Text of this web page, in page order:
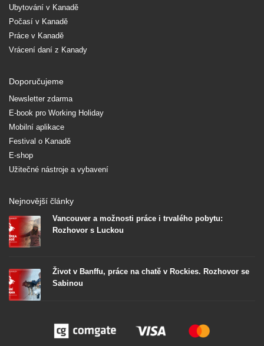
Ubytování v Kanadě
Počasí v Kanadě
Práce v Kanadě
Vrácení daní z Kanady
Doporučujeme
Newsletter zdarma
E-book pro Working Holiday
Mobilní aplikace
Festival o Kanadě
E-shop
Užitečné nástroje a vybavení
Nejnovější články
Vancouver a možnosti práce i trvalého pobytu:
Rozhovor s Luckou
Život v Banffu, práce na chatě v Rockies. Rozhovor se
Sabinou